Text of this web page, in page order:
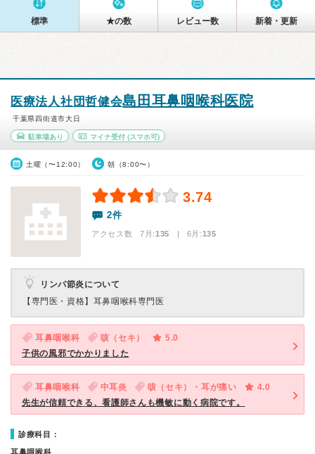
標準 ★の数 レビュー数 新着・更新
医療法人社団哲健会島田耳鼻咽喉科医院
千葉県四街道市大日
駐車場あり マイナ受付(スマホ可)
土曜（〜12:00） 朝（8:00〜）
3.74
2件
アクセス数 7月:135 | 6月:135
リンパ節炎について
【専門医・資格】 耳鼻咽喉科専門医
耳鼻咽喉科 咳（セキ）
5.0
子供の風邪でかかりました
耳鼻咽喉科 中耳炎 咳（セキ）・耳が痛い
4.0
先生が信頼できる、看護師さんも機敏に動く病院です。
診療科目：
耳鼻咽喉科